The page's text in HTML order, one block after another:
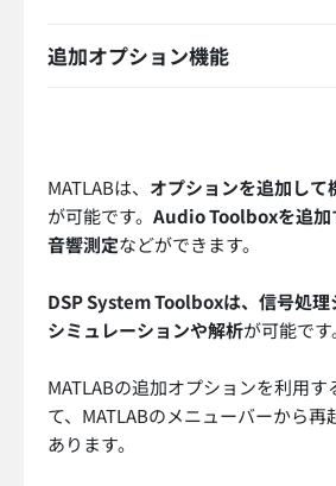
追加オプション機能
MATLABは、 オプションを追加して
が可能です。 Audio Toolboxを追加
音響測定などができます。
DSP System Toolboxは、信号処理
シミュレーションや解析が可能です
MATLABの追加オプションを利用
て、MATLABのメニューバーから
あります。